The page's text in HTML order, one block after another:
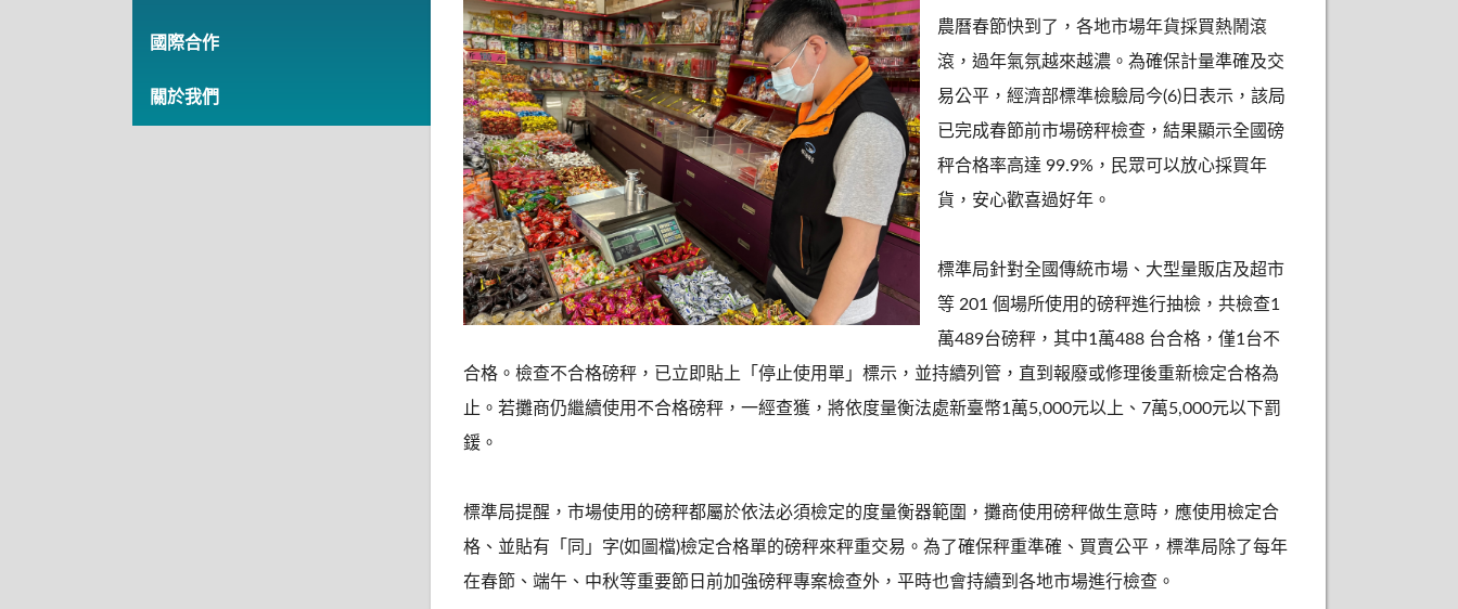
國際合作
關於我們
農曆春節快到了，各地市場年貨採買熱鬧滾
滾，過年氣氛越來越濃。為確保計量準確及交
易公平，經濟部標準檢驗局今(6)日表示，該局
已完成春節前市場磅秤檢查，結果顯示全國磅
秤合格率高達 99.9%，民眾可以放心採買年
貨，安心歡喜過好年。
標準局針對全國傳統市場、大型量販店及超市
等 201 個場所使用的磅秤進行抽檢，共檢查1
萬489台磅秤，其中1萬488 台合格，僅1台不
合格。檢查不合格磅秤，已立即貼上「停止使用單」標示，並持續列管，直到報廢或修理後重新檢定合格為
止。若攤商仍繼續使用不合格磅秤，一經查獲，將依度量衡法處新臺幣1萬5,000元以上、7萬5,000元以下罰
鍰。
標準局提醒，市場使用的磅秤都屬於依法必須檢定的度量衡器範圍，攤商使用磅秤做生意時，應使用檢定合
格、並貼有「同」字(如圖檔)檢定合格單的磅秤來秤重交易。為了確保秤重準確、買賣公平，標準局除了每年
在春節、端午、中秋等重要節日前加強磅秤專案檢查外，平時也會持續到各地市場進行檢查。